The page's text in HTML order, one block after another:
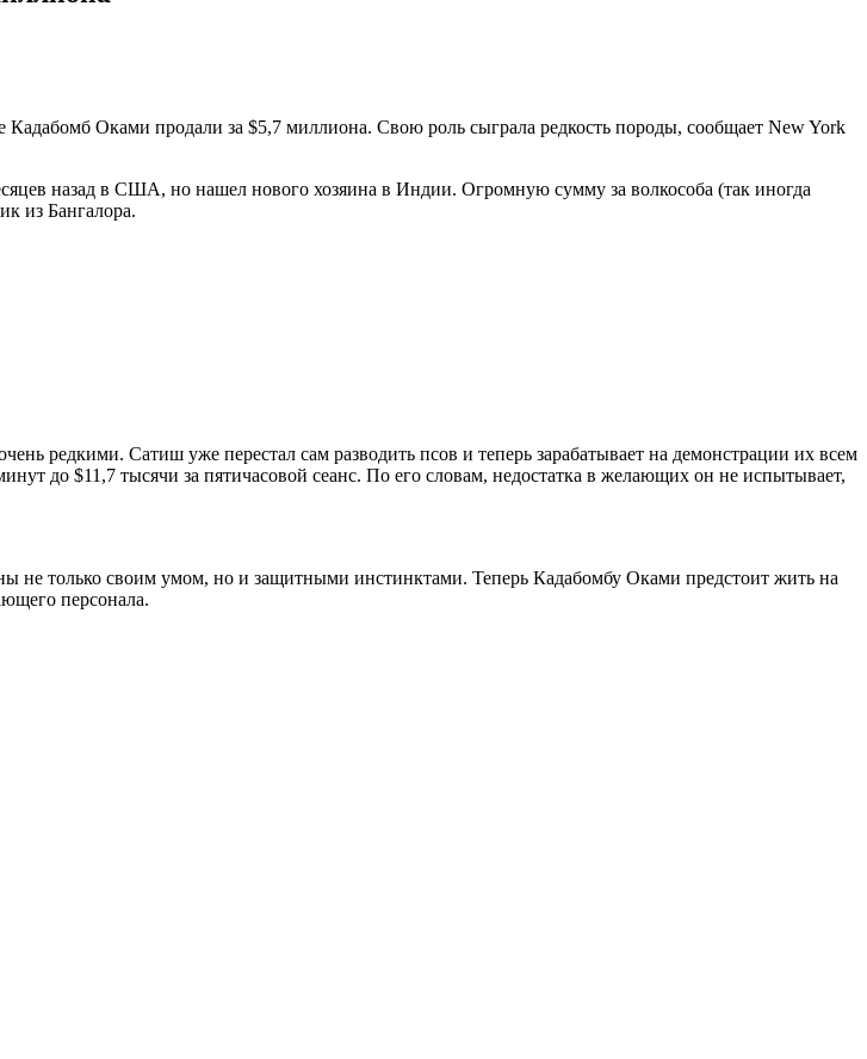
Оками продали за $5,7 миллиона. Свою роль сыграла редкость породы, сообщает New York
назад в США, но нашел нового хозяина в Индии. Огромную сумму за волкособа (так иногда
из Бангалора.
редкими. Сатиш уже перестал сам разводить псов и теперь зарабатывает на демонстрации их всем
до $11,7 тысячи за пятичасовой сеанс. По его словам, недостатка в желающих он не испытывает,
не только своим умом, но и защитными инстинктами. Теперь Кадабомбу Оками предстоит жить на
персонала.